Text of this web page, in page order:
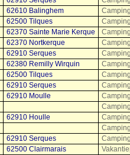
62610 Balinghem
62500 Tilques
62370 Sainte Marie Kerque
62370 Nortkerque
62910 Serques
62380 Remilly Wirquin
62500 Tilques
62910 Serques
62910 Moulle
62910 Houlle
62910 Serques
62500 Clairmarais